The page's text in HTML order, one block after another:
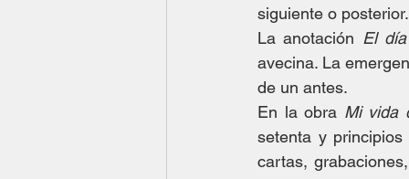
siguiente o
La anotación El
avecina. La
de un antes.
En la obra Mi vida
setenta y
cartas,